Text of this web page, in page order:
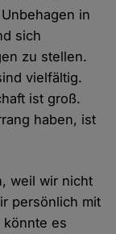
in
sich
zu stellen.
vielfältig.
ist groß.
haben, ist
weil wir nicht
persönlich mit
könnte es